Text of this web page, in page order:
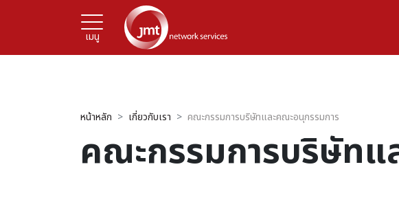
เมนู
หน้าหลัก เกี่ยวกับเรา คณะกรรมการบริษัทและคณะอนุกรรมการ
คณะกรรมการบริษัทแ